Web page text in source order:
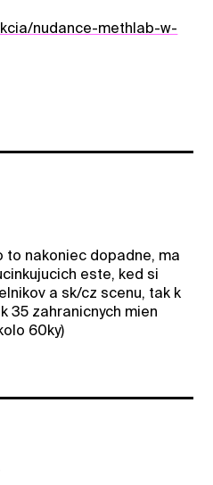
nudance-methlab-w-
to nakoniec dopadne, ma
este, ked si
a sk/cz scenu, tak k
35 zahranicnych mien
60ky)